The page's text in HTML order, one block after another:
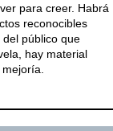
para creer. Habrá
reconocibles
público que
hay material